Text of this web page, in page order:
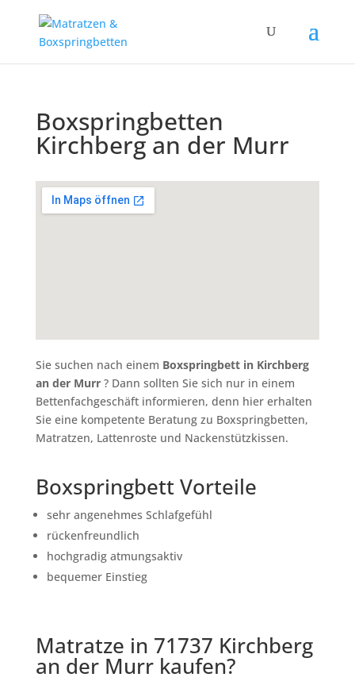
Boxspringbetten
Kirchberg an der Murr
Sie suchen nach einem Boxspringbett in Kirchberg
an der Murr? Dann sollten Sie sich nur in einem
Bettenfachgeschäft informieren, denn hier erhalten
Sie eine kompetente Beratung zu Boxspringbetten,
Matratzen, Lattenroste und Nackenstützkissen.
Boxspringbett Vorteile
sehr angenehmes Schlafgefühl
rückenfreundlich
hochgradig atmungsaktiv
bequemer Einstieg
Matratze in 71737 Kirchberg
an der Murr kaufen?